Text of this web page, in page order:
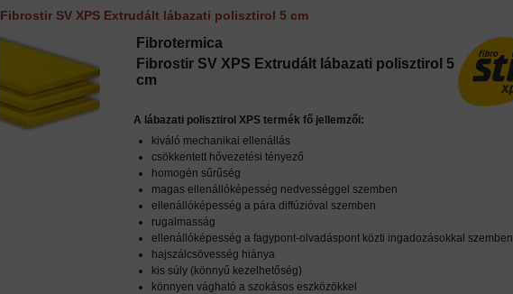
Fibrostir SV XPS Extrudált lábazati polisztirol 5 cm
Fibrotermica
Fibrostir SV XPS Extrudált lábazati polisztirol 5
cm
A lábazati polisztirol XPS termék fő jellemzői:
kiváló mechanikai ellenállás
csökkentett hővezetési tényező
homogén sűrűség
magas ellenállóképesség nedvességgel szemben
ellenállóképesség a pára diffúzióval szemben
rugalmasság
ellenállóképesség a fagypont-olvadáspont közti ingadozásokkal szemben
hajszálcsövesség hiánya
kis súly (könnyű kezelhetőség)
könnyen vágható a szokásos eszközökkel